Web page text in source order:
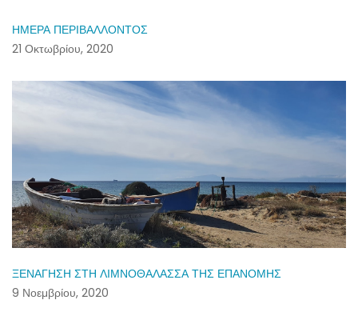
ΗΜΕΡΑ ΠΕΡΙΒΑΛΛΟΝΤΟΣ
21 Οκτωβρίου, 2020
ΞΕΝΑΓΗΣΗ ΣΤΗ ΛΙΜΝΟΘΑΛΑΣΣΑ ΤΗΣ ΕΠΑΝΟΜΗΣ
9 Νοεμβρίου, 2020